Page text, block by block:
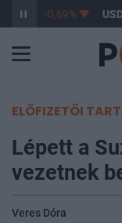
362,89 -0,69%
ELŐFIZETŐI
Lépett a
vezetnek
Veres Dóra